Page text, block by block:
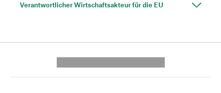
Verantwortlicher Wirtschaftsakteur für die EU